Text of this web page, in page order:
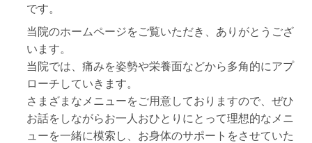
です。
当院のホームページをご覧いただき、ありがとうござ
います。
当院では、痛みを姿勢や栄養面などから多角的にアプ
ローチしていきます。
さまざまなメニューをご用意しておりますので、ぜひ
お話をしながらお一人おひとりにとって理想的なメニ
ューを一緒に模索し、お身体のサポートをさせていた